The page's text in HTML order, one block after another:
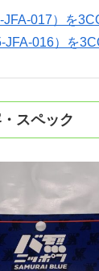
017）を
016）を
スペック